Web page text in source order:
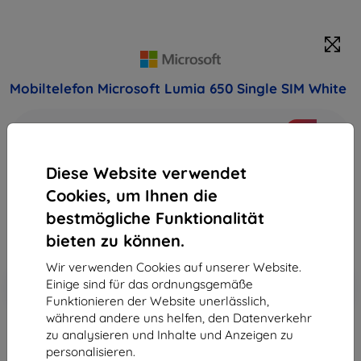
Diese Website verwendet
Cookies, um Ihnen die
bestmögliche Funktionalität
bieten zu können.
Wir verwenden Cookies auf unserer Website.
Einige sind für das ordnungsgemäße
Funktionieren der Website unerlässlich,
während andere uns helfen, den Datenverkehr
zu analysieren und Inhalte und Anzeigen zu
personalisieren.
Mobiltelefon Microsoft Lumia 650 Single SIM White
185,90 €
167,31 €
ohne MWSt140,60 €
-10%
Rabatt mit Gutschein
EXTRA10
In den
Warenkorb
ausverkauft